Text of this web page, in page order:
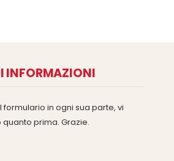
INFORMAZIONI
formulario in ogni sua parte, vi
prima. Grazie.